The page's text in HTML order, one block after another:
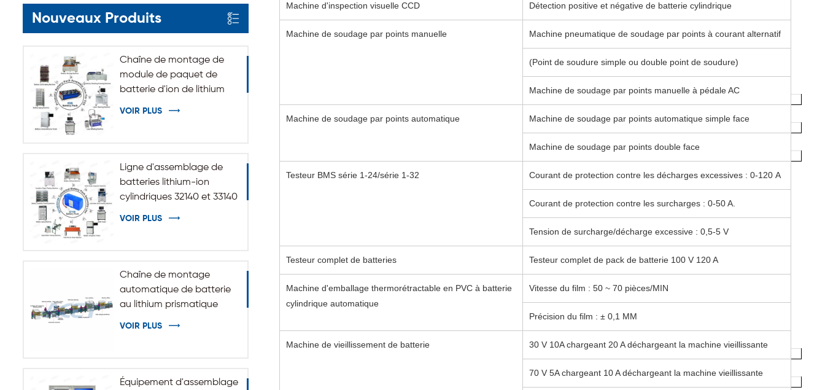
Nouveaux Produits
Chaîne de montage de
module de paquet de
batterie d'ion de lithium
VOIR PLUS
Ligne d'assemblage de
batteries lithium-ion
cylindriques 32140 et 33140
VOIR PLUS
Chaîne de montage
automatique de batterie
au lithium prismatique
VOIR PLUS
Équipement d'assemblage
Machine d'inspection visuelle CCD Détection positive et négative de batterie cylindrique
Machine de soudage par points manuelle Machine pneumatique de soudage par points à courant alternatif
(Point de soudure simple ou double point de soudure)
Machine de soudage par points manuelle à pédale AC
Machine de soudage par points automatique Machine de soudage par points automatique simple face
Machine de soudage par points double face
Testeur BMS série 1-24/série 1-32 Courant de protection contre les décharges excessives : 0-120 A
Courant de protection contre les surcharges : 0-50 A.
Tension de surcharge/décharge excessive : 0,5-5 V
Testeur complet de batteries Testeur complet de pack de batterie 100 V 120 A
Machine d'emballage thermorétractable en PVC à batterie
cylindrique automatique
Vitesse du film : 50 ~ 70 pièces/MIN
Précision du film : ± 0,1 MM
Machine de vieillissement de batterie 30 V 10A chargeant 20 A déchargeant la machine vieillissante
70 V 5A chargeant 10 A déchargeant la machine vieillissante